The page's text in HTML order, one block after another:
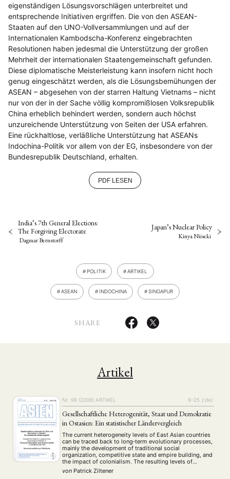
eigenständigen Lösungsvorschlägen unterbreitet und
entsprechende Initiativen ergriffen. Die von den ASEAN-
Staaten auf den UNO-Vollversammlungen und auf der
Internationalen Kambodscha-Konferenz eingebrachten
Resolutionen haben jedesmal die Unterstützung der großen
Mehrheit der internationalen Staatengemeinschaft gefunden.
Diese diplomatische Meisterleistung kann insofern nicht hoch
genug eingeschätzt werden, als die Lösungsbemühungen der
ASEAN – abgesehen von der starren Haltung Vietnams – nicht
nur von der in der Sache völlig kompromißlosen Volksrepublik
China erheblich behindert werden, sondern auch höchst
unzureichende Unterstützung von Seiten der USA erfahren.
Eine rückhaltlose, verläßliche Unterstützung hat ASEANs
Indochina-Politik vor allem von der EG, insbesondere von der
Bundesrepublik Deutschland, erhalten.
PDF LESEN
India’s 7th General Elections:
The Forgiving Electorate
Dagmar Bernstorff
Japan’s Nuclear Policy
Kinya Niiseki
POLITIK ARTIKEL
ASEAN INDOCHINA SINGAPUR
SHARE
Artikel
Nr. 98 (2006) ARTIKEL 9–25 {:de}
Gesellschaftliche Heterogenität, Staat und Demokratie
in Ostasien: Ein statistischer Ländervergleich
The current heterogeneity levels of East Asian countries
can be traced back to long‐term evolutionary processes,
mainly the development of traditional social
organization, competitive state and empire building, and
the impact of colonialism. The resulting levels of
societal heterogeneity are highly relevant for political as
well as socio‐economic processes. This article analyzes
von Patrick Ziltener